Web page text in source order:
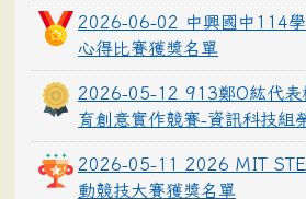
2026-06-02 中興國中114學
心得比賽獲獎名單
2026-05-12 913鄭O紘代表
育創意實作競賽-資訊科技組
2026-05-11 2026 MIT
動競技大賽獲獎名單